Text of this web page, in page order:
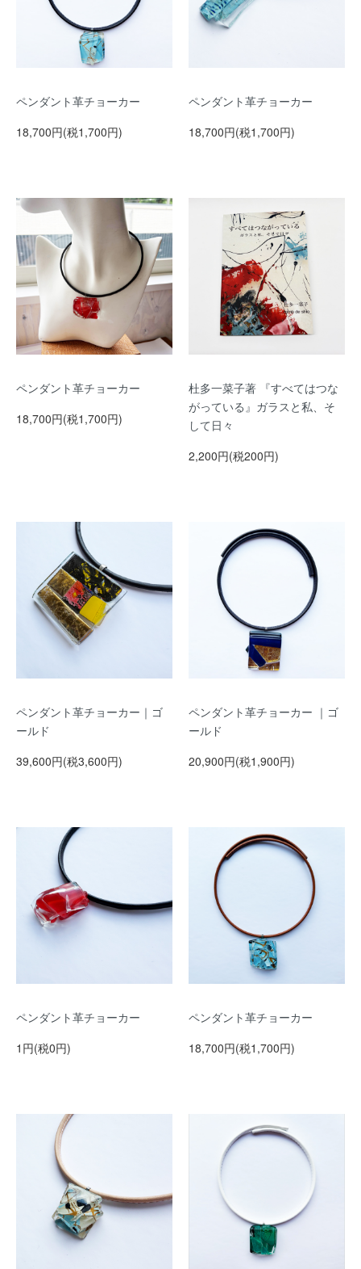
ペンダント革チョーカー
18,700円(税1,700円)
ペンダント革チョーカー
18,700円(税1,700円)
ペンダント革チョーカー
18,700円(税1,700円)
杜多一菜子著 『すべてはつな
がっている』ガラスと私、そ
して日々
2,200円(税200円)
ペンダント革チョーカー｜ゴ
ールド
39,600円(税3,600円)
ペンダント革チョーカー ｜ゴ
ールド
20,900円(税1,900円)
ペンダント革チョーカー
1円(税0円)
ペンダント革チョーカー
18,700円(税1,700円)